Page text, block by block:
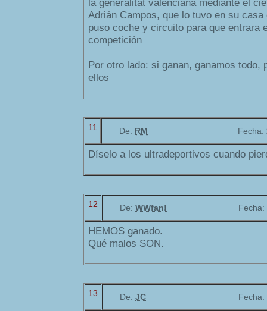
la generalitat valenciana mediante el
Adrián Campos, que lo tuvo en su
puso coche y circuito para que entrara
competición
Por otro lado: si ganan, ganamos todo,
ellos
11 De: RM Fecha:
Díselo a los ultradeportivos cuando
12 De: WWfan! Fecha:
HEMOS ganado.
Qué malos SON.
13 De: JC Fecha: